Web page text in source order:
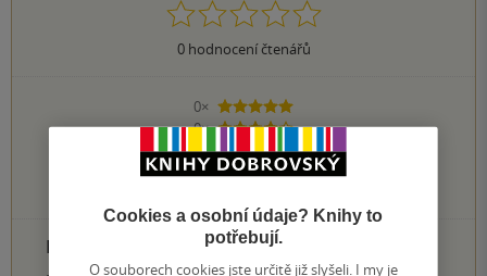
0hodnocení čtenářů
0×
5 hvězdiček
0×
4 hvězdičky
0×
3 hvězdičky
0×
2 hvězdičky
PŘIDEJTE SVÉ HODNOCENÍ PRODUKTU
Cookies a osobní údaje? Knihy to
potřebují.
O souborech cookies jste určitě již slyšeli. I my je